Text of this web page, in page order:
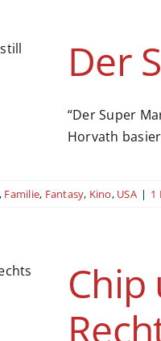
Der
“Der Super
Horvath
, Familie, Fantasy, Kino, USA | 1
Chip